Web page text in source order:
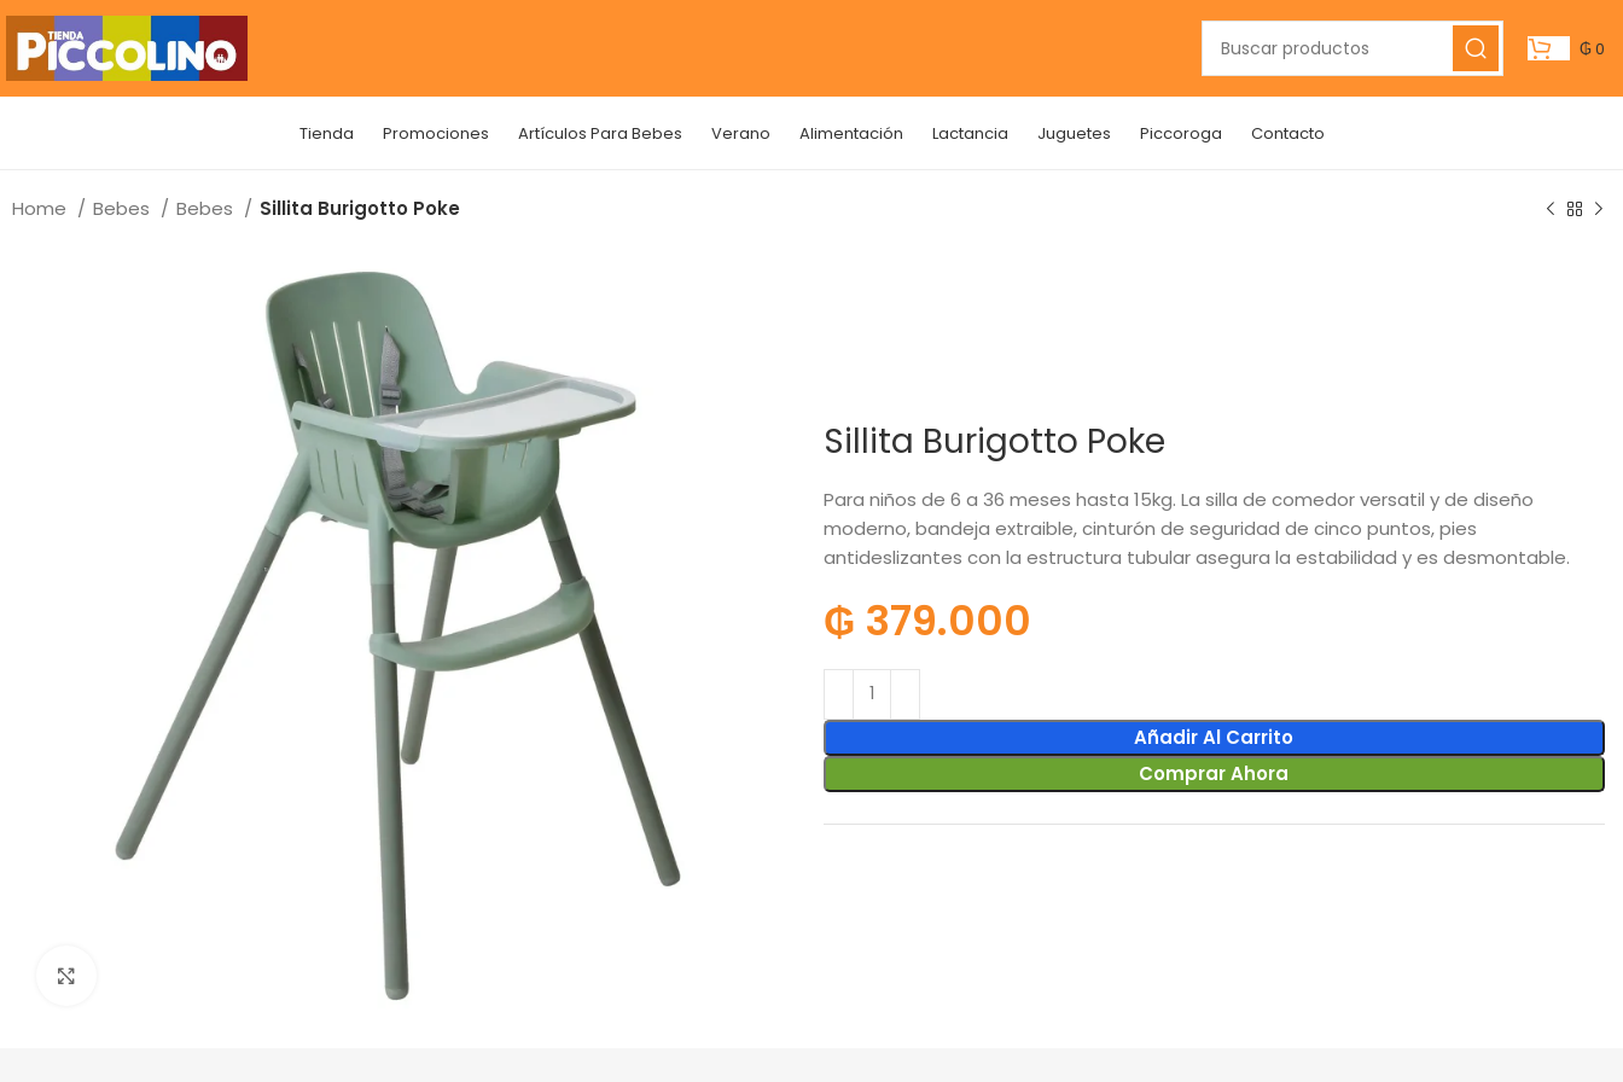
₲0
Tienda Promociones Artículos Para Bebes Verano Alimentación Lactancia Juguetes Piccoroga Contacto
Home Bebes Bebes Sillita Burigotto Poke
Sillita Burigotto Poke
Para niños de 6 a 36 meses hasta 15kg. La silla de comedor versatil y de diseño
moderno, bandeja extraible, cinturón de seguridad de cinco puntos, pies
antideslizantes con la estructura tubular asegura la estabilidad y es desmontable.
₲ 379.000
Añadir Al Carrito
Comprar Ahora